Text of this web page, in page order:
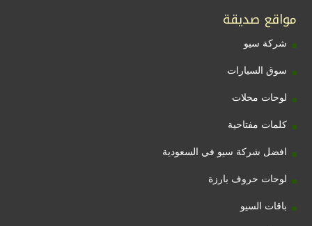
مواقع صديقة
شركة سيو
سوق السيارات
لوحات محلات
كلمات مفتاحية
افضل شركة سيو في السعودية
لوحات حروف بارزة
باقات السيو